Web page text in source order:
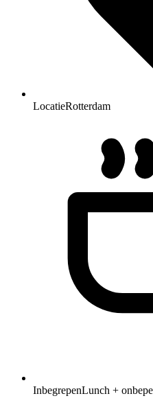
LocatieRotterdam
InbegrepenLunch +